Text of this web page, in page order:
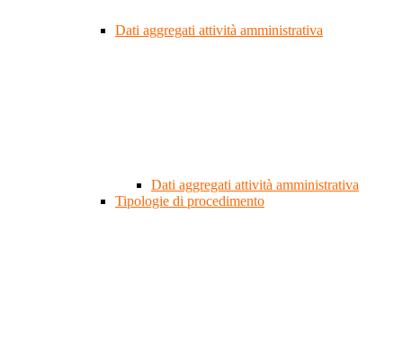
Dati aggregati attività amministrativa
Dati aggregati attività amministrativa
Tipologie di procedimento